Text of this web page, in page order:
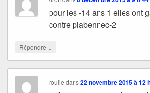
pour les -14 ans 1 elles ont
contre plabennec-2
Répondre ↓
roulie dans22 novembre 2015 à 12